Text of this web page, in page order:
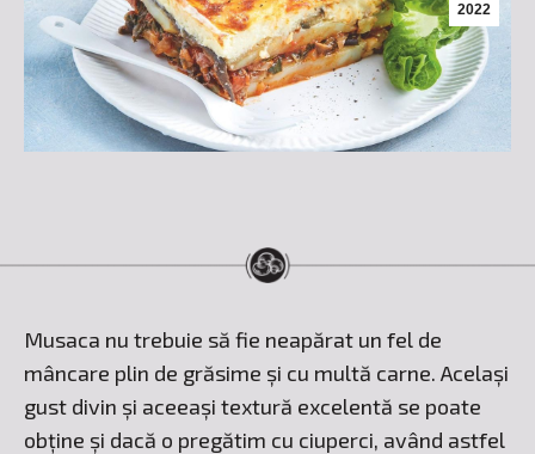
2022
Musaca nu trebuie să fie neapărat un fel de
mâncare plin de grăsime și cu multă carne. Același
gust divin și aceeași textură excelentă se poate
obține și dacă o pregătim cu ciuperci, având astfel